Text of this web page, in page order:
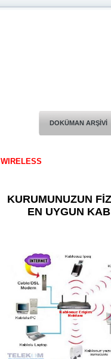
DOKÜMAN ARŞİVİ
WIRELESS
KURUMUNUZUN
EN UYGUN